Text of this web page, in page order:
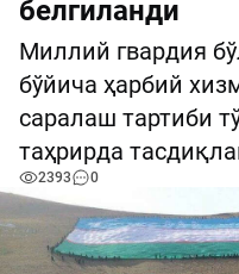
белгиланди
Миллий гвардия
бўйича ҳарбий
саралаш тартиби
таҳрирда
2393 0